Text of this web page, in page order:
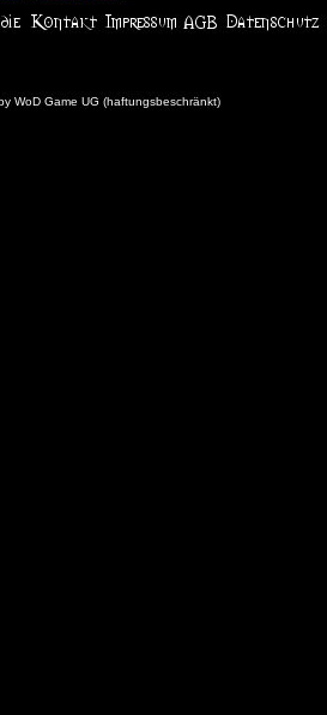
WoD Game UG (haftungsbeschränkt)